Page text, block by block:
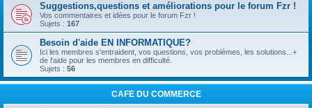
Suggestions,questions et améliorations pour le forum Fzr !
Vos commentaires et idées pour le forum Fzr !
Sujets : 167
Besoin d'aide EN INFORMATIQUE?
Ici les membres s'entraident, vos questions, vos problèmes, les solutions...+
de l'aide pour les membres en difficulté.
Sujets : 56
CAFE DU COMMERCE